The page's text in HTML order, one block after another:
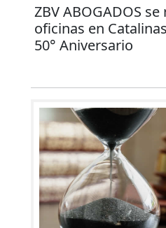
ZBV ABOGADOS
oficinas en
50° Aniversario